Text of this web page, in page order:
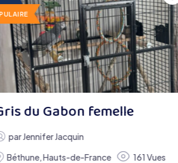
POPULAIRE
Gris du Gabon femelle
parJennifer Jacquin
Béthune,Hauts-de-France